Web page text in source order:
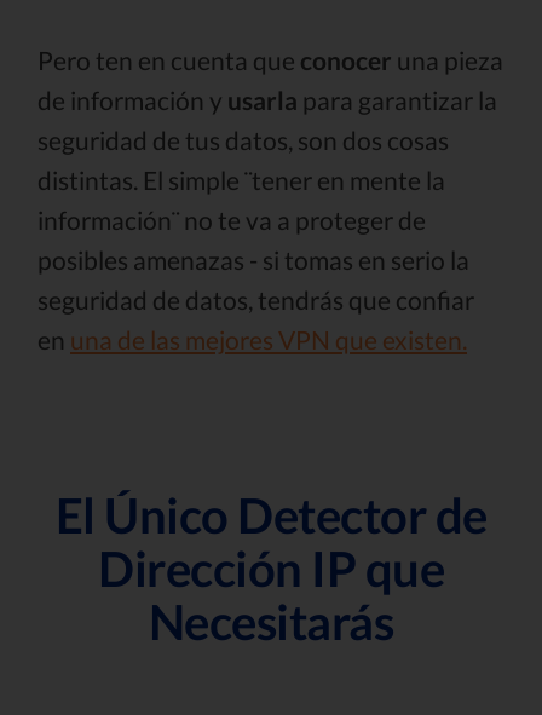
Pero ten en cuenta que conocer una pieza
de información y usarla para garantizar la
seguridad de tus datos, son dos cosas
distintas. El simple ¨tener en mente la
información¨ no te va a proteger de
posibles amenazas - si tomas en serio la
seguridad de datos, tendrás que confiar
en una de las mejores VPN que existen.
El Único Detector de
Dirección IP que
Necesitarás